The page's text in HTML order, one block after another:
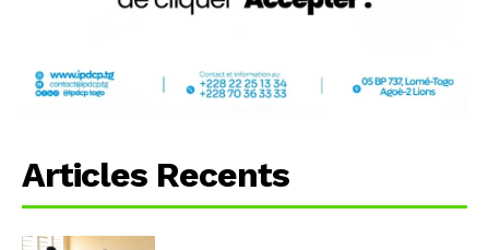
Articles Recents